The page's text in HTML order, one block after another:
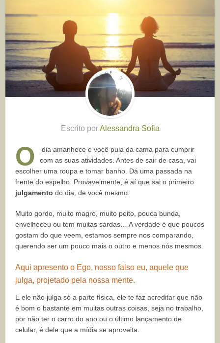
Escrito porAlessandra Sofia
O
dia amanhece e você pula da cama para cumprir
com as suas atividades. Antes de sair de casa, vai
escolher uma roupa e tomar banho. Dá uma passada na
frente do espelho. Provavelmente, é aí que sai o primeiro
julgamento do dia, de você mesmo.
Muito gordo, muito magro, muito peito, pouca bunda,
envelheceu ou tem muitas sardas… A verdade é que poucos
gostam do que veem, estamos sempre nos comparando,
querendo ser um pouco mais o outro e menos nós mesmos.
Aqui apresento o Ego, nosso falso eu, aquele que
julga, projetado pela nossa mente.
E ele não julga só a parte física, ele te faz acreditar que não
é bom o bastante em muitas outras coisas, seja no trabalho,
por não ter o carro do ano ou o último lançamento de
celular, é dele que a mídia se aproveita.